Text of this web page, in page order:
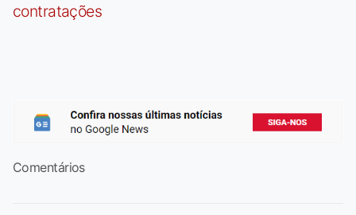
contratações
Comentários